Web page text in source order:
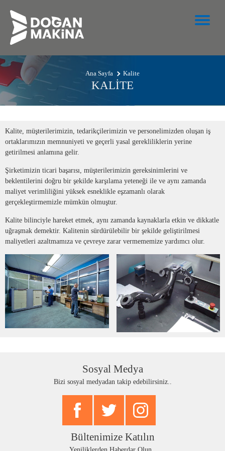
Ana Sayfa Kalite
KALİTE
Kalite, müşterilerimizin, tedarikçilerimizin ve personelimizden oluşan iş
ortaklarımızın memnuniyeti ve geçerli yasal gerekliliklerin yerine
getirilmesi anlamına gelir.
Şirketimizin ticari başarısı, müşterilerimizin gereksinimlerini ve
beklentilerini doğru bir şekilde karşılama yeteneği ile ve aynı zamanda
maliyet verimliliğini yüksek esneklikle eşzamanlı olarak
gerçekleştirmemizle mümkün olmuştur.
Kalite bilinciyle hareket etmek, aynı zamanda kaynaklarla etkin ve dikkatle
uğraşmak demektir. Kalitenin sürdürülebilir bir şekilde geliştirilmesi
maliyetleri azaltmamıza ve çevreye zarar vermememize yardımcı olur.
Sosyal Medya
Bizi sosyal medyadan takip edebilirsiniz..
Bültenimize Katılın